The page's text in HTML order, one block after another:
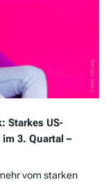
Starkes US-
3. Quartal –
vom starken